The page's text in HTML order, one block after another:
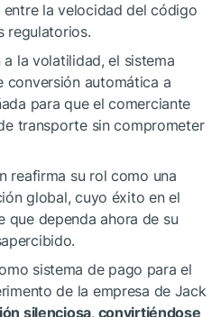
la velocidad del código
regulatorios.
la volatilidad, el sistema
conversión automática a
para que el comerciante
transporte sin comprometer
reafirma su rol como una
global, cuyo éxito en el
que dependa ahora de su
sistema de pago para el
de la empresa de Jack
silenciosa, convirtiéndose